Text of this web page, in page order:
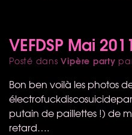
VEFDSP Mai 2011
Posté dansVipère party
Bon ben voilà les photos
putain de paillettes !) de
retard….